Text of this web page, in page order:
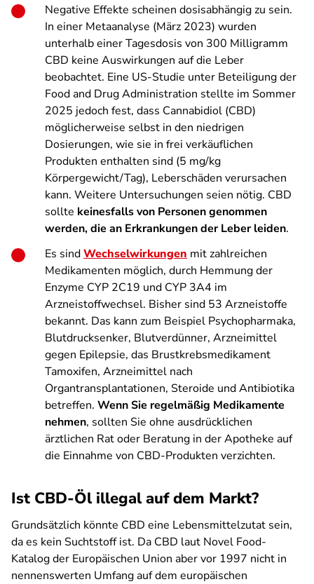
Negative Effekte scheinen dosisabhängig zu sein.
In einer Metaanalyse (März 2023) wurden
unterhalb einer Tagesdosis von 300 Milligramm
CBD keine Auswirkungen auf die Leber
beobachtet. Eine US-Studie unter Beteiligung der
Food and Drug Administration stellte im Sommer
2025 jedoch fest, dass Cannabidiol (CBD)
möglicherweise selbst in den niedrigen
Dosierungen, wie sie in frei verkäuflichen
Produkten enthalten sind (5 mg/kg
Körpergewicht/Tag), Leberschäden verursachen
kann. Weitere Untersuchungen seien nötig. CBD
sollte keinesfalls von Personen genommen
werden, die an Erkrankungen der Leber leiden.
Es sindWechselwirkungen mit zahlreichen
Medikamenten möglich, durch Hemmung der
Enzyme CYP 2C19 und CYP 3A4 im
Arzneistoffwechsel. Bisher sind 53 Arzneistoffe
bekannt. Das kann zum Beispiel Psychopharmaka,
Blutdrucksenker, Blutverdünner, Arzneimittel
gegen Epilepsie, das Brustkrebsmedikament
Tamoxifen, Arzneimittel nach
Organtransplantationen, Steroide und Antibiotika
betreffen. Wenn Sie regelmäßig Medikamente
nehmen, sollten Sie ohne ausdrücklichen
ärztlichen Rat oder Beratung in der Apotheke auf
die Einnahme von CBD-Produkten verzichten.
Ist CBD-Öl illegal auf dem Markt?
Grundsätzlich könnte CBD eine Lebensmittelzutat sein,
da es kein Suchtstoff ist. Da CBD laut Novel Food-
Katalog der Europäischen Union aber vor 1997 nicht in
nennenswerten Umfang auf dem europäischen